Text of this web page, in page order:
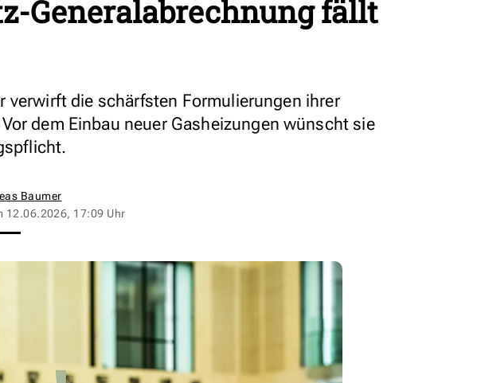
Generalabrechnung fällt
verwirft die schärfsten Formulierungen ihrer
dem Einbau neuer Gasheizungen wünscht sie
Baumer
12.06.2026, 17:09 Uhr